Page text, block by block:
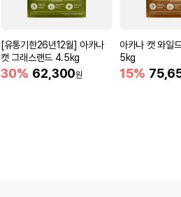
[유통기한26년12월] 아카나
캣 그래스랜드 4.5kg
30% 62,300원
아카나 캣 와일
5kg
15%